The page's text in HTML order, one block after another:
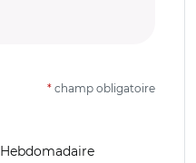
* champ obligatoire
Hebdomadaire